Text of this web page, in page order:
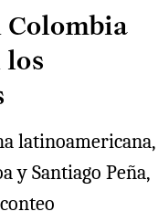
latinoamericana,
y Santiago Peña,